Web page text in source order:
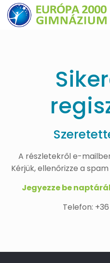
A részletekről e-
Kérjük, ellenőrizze a
Jegyezze be
Telefon: +36